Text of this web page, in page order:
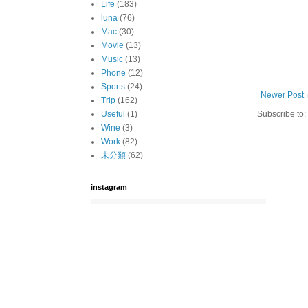
Newer Post
Subscribe to:
Life (183)
luna (76)
Mac (30)
Movie (13)
Music (13)
Phone (12)
Sports (24)
Trip (162)
Useful (1)
Wine (3)
Work (82)
未分類 (62)
instagram